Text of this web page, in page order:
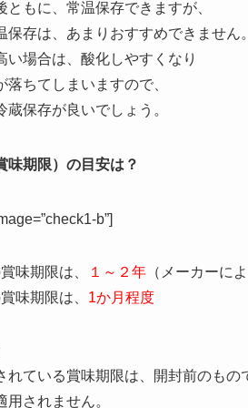
存方法が異なるかと思いますが、
はどのような保存方法が良いのでし
醤油の保存方法について紹介いたし
ともに、常温保存できますが、
保存は、あまりおすすめできません。
蔵保存が良いでしょう。